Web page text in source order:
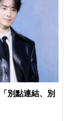
別點連結、別